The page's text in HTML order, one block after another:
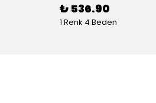
₺ 536.90
1 Renk 4 Beden